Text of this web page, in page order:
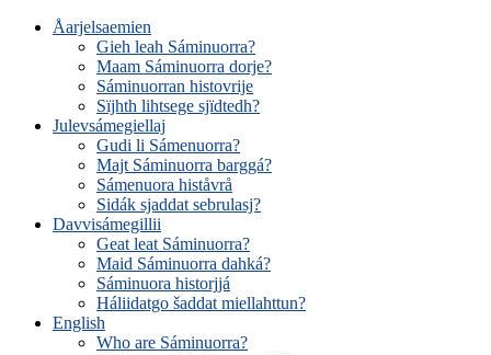
Åarjelsaemien
Gieh leah Sáminuorra?
Maam Sáminuorra dorje?
Sáminuorran histovrije
Sïjhth lihtsege sjïdtedh?
Julevsámegiellaj
Gudi li Sámenuorra?
Majt Sáminuorra barggá?
Sámenuora histåvrå
Sidák sjaddat sebrulasj?
Davvisámegillii
Geat leat Sáminuorra?
Maid Sáminuorra dahká?
Sáminuora historjjá
Háliidatgo šaddat miellahttun?
English
Who are Sáminuorra?